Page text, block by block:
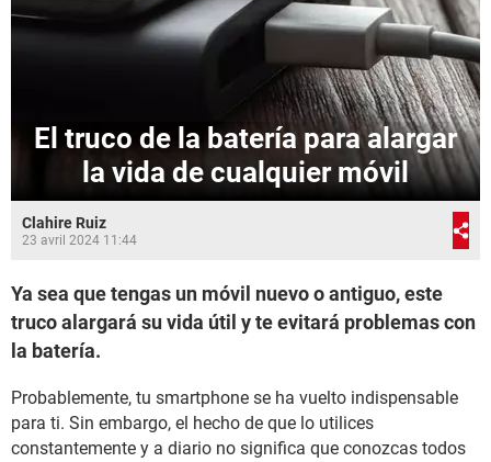
El truco de la batería para alargar
la vida de cualquier móvil
Clahire Ruiz
23 avril 2024 11:44
Ya sea que tengas un móvil nuevo o antiguo, este
truco alargará su vida útil y te evitará problemas con
la batería.
Probablemente, tu smartphone se ha vuelto indispensable
para ti. Sin embargo, el hecho de que lo utilices
constantemente y a diario no significa que conozcas todos